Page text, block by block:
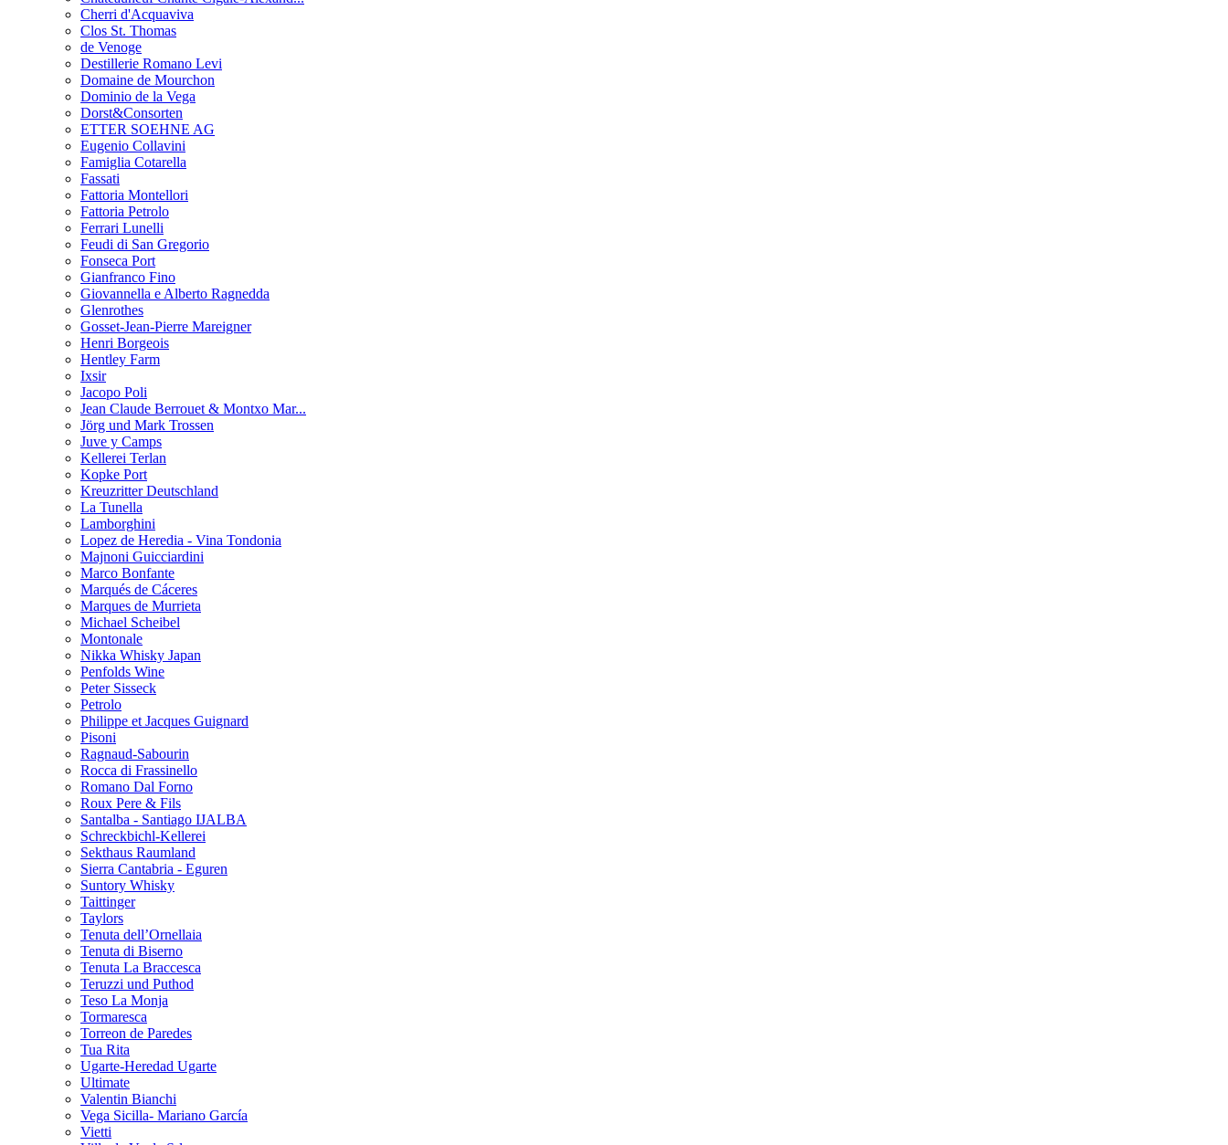
Cherri d'Acquaviva
Clos St. Thomas
de Venoge
Destillerie Romano Levi
Domaine de Mourchon
Dominio de la Vega
Dorst&Consorten
ETTER SOEHNE AG
Eugenio Collavini
Famiglia Cotarella
Fassati
Fattoria Montellori
Fattoria Petrolo
Ferrari Lunelli
Feudi di San Gregorio
Fonseca Port
Gianfranco Fino
Giovannella e Alberto Ragnedda
Glenrothes
Gosset-Jean-Pierre Mareigner
Henri Borgeois
Hentley Farm
Ixsir
Jacopo Poli
Jean Claude Berrouet & Montxo Mar...
Jörg und Mark Trossen
Juve y Camps
Kellerei Terlan
Kopke Port
Kreuzritter Deutschland
La Tunella
Lamborghini
Lopez de Heredia - Vina Tondonia
Majnoni Guicciardini
Marco Bonfante
Marqués de Cáceres
Marques de Murrieta
Michael Scheibel
Montonale
Nikka Whisky Japan
Penfolds Wine
Peter Sisseck
Petrolo
Philippe et Jacques Guignard
Pisoni
Ragnaud-Sabourin
Rocca di Frassinello
Romano Dal Forno
Roux Pere & Fils
Santalba - Santiago IJALBA
Schreckbichl-Kellerei
Sekthaus Raumland
Sierra Cantabria - Eguren
Suntory Whisky
Taittinger
Taylors
Tenuta dell’Ornellaia
Tenuta di Biserno
Tenuta La Braccesca
Teruzzi und Puthod
Teso La Monja
Tormaresca
Torreon de Paredes
Tua Rita
Ugarte-Heredad Ugarte
Ultimate
Valentin Bianchi
Vega Sicilla- Mariano García
Vietti